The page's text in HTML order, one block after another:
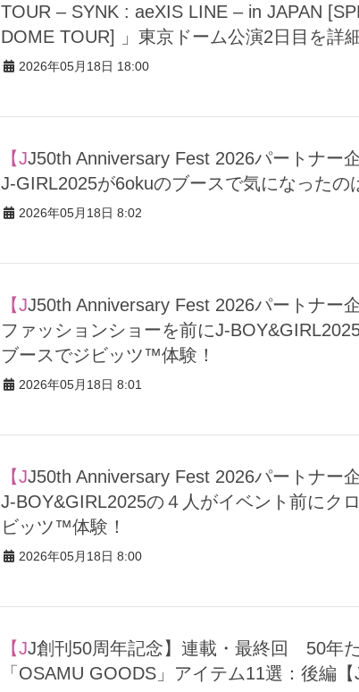
TOUR – SYNK : aeXIS LINE – in JAPAN
DOME TOUR] 」東京ドーム公演2日目を詳
2026年05月18日 18:00
【JJ50th Anniversary Fest 2026パートナー企業ブースREPORT】
J-GIRL2025が6okuのブースで気になったの
2026年05月18日 8:02
【JJ50th Anniversary Fest 2026パートナー企業ブースREPORT】
ファッションショーを前にJ-
ブースでジビッツ™体験！
2026年05月18日 8:01
【JJ50th Anniversary Fest 2026パートナー企業ブースREPORT】
J-BOY&GIRL2025の４人がイベント前にク
ビッツ™体験！
2026年05月18日 8:00
【JJ創刊50周年記念】連載・最終回 50年たっても愛される
「OSAMU GOODS」アイテム11選：後編【